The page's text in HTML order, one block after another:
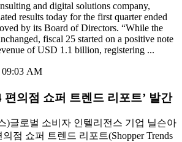
and digital solutions company,
results today for the first quarter ended
by its Board of Directors. “While the
fiscal 25 started on a positive note
of USD 1.1 billion, registering ...
09:03 AM
편의점 쇼퍼 트렌드 리포트’ 발간
)글로벌 소비자 인텔리전스 기업 닐슨아
점 쇼퍼 트렌드 리포트(Shopper Trends